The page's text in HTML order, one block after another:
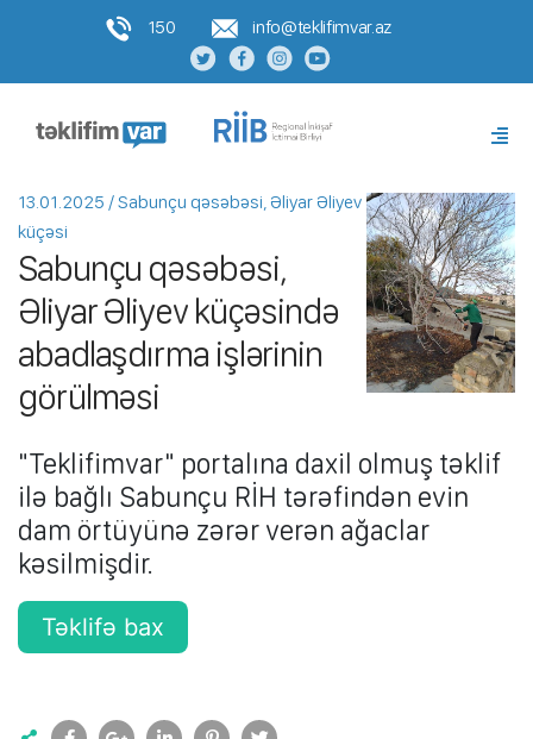
150 info@teklifimvar.az
13.01.2025 / Sabunçu qəsəbəsi, Əliyar Əliyev
küçəsi
Sabunçu qəsəbəsi,
Əliyar Əliyev küçəsində
abadlaşdırma işlərinin
görülməsi
"Teklifimvar" portalına daxil olmuş təklif
ilə bağlı Sabunçu RİH tərəfindən evin
dam örtüyünə zərər verən ağaclar
kəsilmişdir.
Təklifə bax